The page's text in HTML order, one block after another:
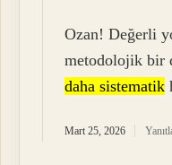
Ozan! Değerli
metodolojik bir
daha sistematik
Mart 25, 2026